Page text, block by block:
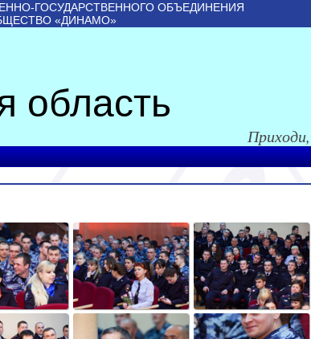
ГОСУДАРСТВЕННОГО ОБЪЕДИНЕНИЯ
«ДИНАМО»
область